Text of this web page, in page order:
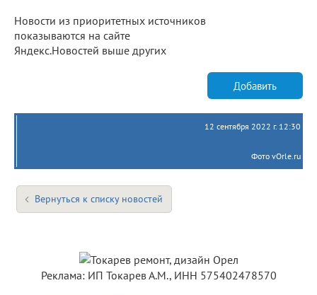
Новости из приоритетных источников
показываются на сайте
Яндекс.Новостей выше других
Добавить
12 сентября 2022 г. 12:30
Фото vOrle.ru
Вернуться к списку новостей
Реклама: ИП Токарев А.М., ИНН 575402478570